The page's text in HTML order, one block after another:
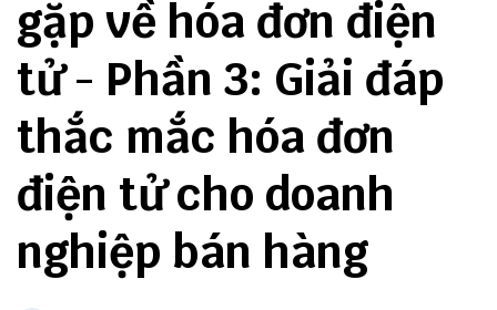
gặp về hóa đơn điện
tử - Phần 3: Giải đáp
thắc mắc hóa đơn
điện tử cho doanh
nghiệp bán hàng